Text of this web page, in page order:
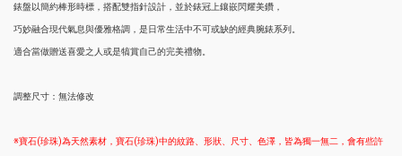
錶盤以簡約棒形時標，搭配雙指針設計，並於錶冠上鑲嵌閃耀美鑽，
巧妙融合現代氣息與優雅格調，是日常生活中不可或缺的經典腕錶系列。
適合當做贈送喜愛之人或是犒賞自己的完美禮物。
調整尺寸：無法修改
※寶石(珍珠)為天然素材，寶石(珍珠)中的紋路、形狀、尺寸、色澤，皆為獨一無二，會有些許